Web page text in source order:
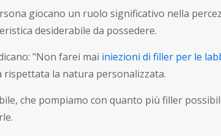
giocano un ruolo significativo nella
desiderabile da possedere.
"Non farei mai iniezioni di filler per le
rispettata la natura personalizzata.
che pompiamo con quanto più filler